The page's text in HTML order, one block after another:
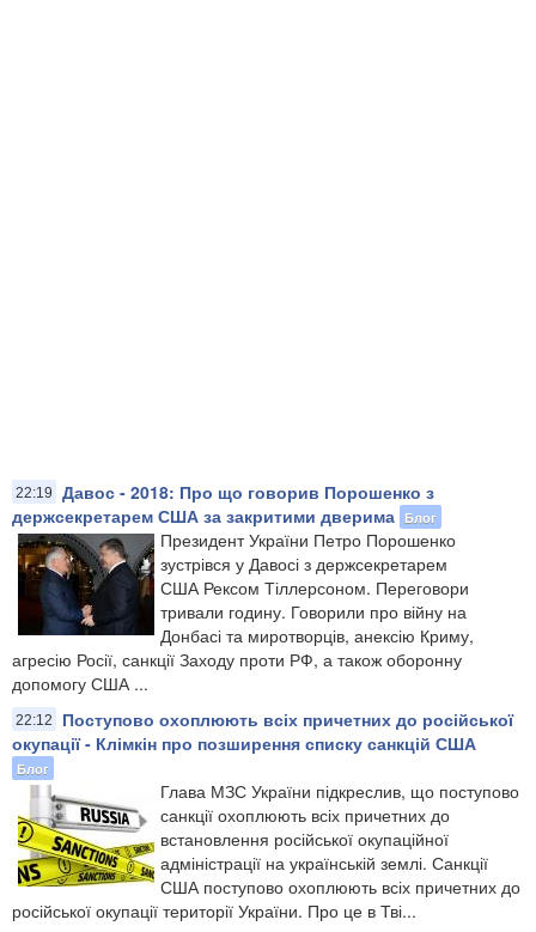
22:19
Давос - 2018: Про що говорив Порошенко з
держсекретарем США за закритими дверима Блог
Президент України Петро Порошенко
зустрівся у Давосі з держсекретарем
США Рексом Тіллерсоном. Переговори
тривали годину. Говорили про війну на
Донбасі та миротворців, анексію Криму,
агресію Росії, санкції Заходу проти РФ, а також оборонну
допомогу США ...
22:12
Поступово охоплюють всіх причетних до російської
окупації - Клімкін про позширення списку санкцій США
Блог
Глава МЗС України підкреслив, що поступово
санкції охоплюють всіх причетних до
встановлення російської окупаційної
адміністрації на українській землі. Санкції
США поступово охоплюють всіх причетних до
російської окупації території України. Про це в Тві...